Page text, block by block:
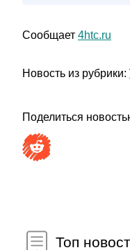
Сообщает 4htc.ru
Новость из рубрики:
Поделиться
Топ